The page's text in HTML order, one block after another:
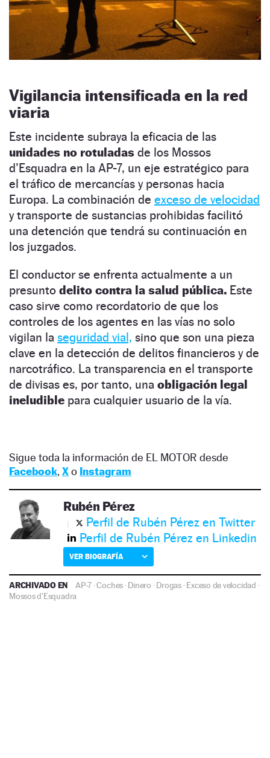
Vigilancia intensificada en la red
viaria
Este incidente subraya la eficacia de las
unidades no rotuladas de los Mossos
d’Esquadra en la AP-7, un eje estratégico para
el tráfico de mercancías y personas hacia
Europa. La combinación de exceso de velocidad
y transporte de sustancias prohibidas facilitó
una detención que tendrá su continuación en
los juzgados.
El conductor se enfrenta actualmente a un
presunto delito contra la salud pública. Este
caso sirve como recordatorio de que los
controles de los agentes en las vías no solo
vigilan la seguridad vial, sino que son una pieza
clave en la detección de delitos financieros y de
narcotráfico. La transparencia en el transporte
de divisas es, por tanto, una obligación legal
ineludible para cualquier usuario de la vía.
Sigue toda la información de EL MOTOR desde
Facebook, Xo Instagram
Rubén Pérez
Perfil de Rubén Pérez en Twitter
Perfil de Rubén Pérez en Linkedin
VER BIOGRAFÍA
ARCHIVADO EN AP-7 ·Coches ·Dinero ·Drogas·Exceso de velocidad ·
Mossos d'Esquadra